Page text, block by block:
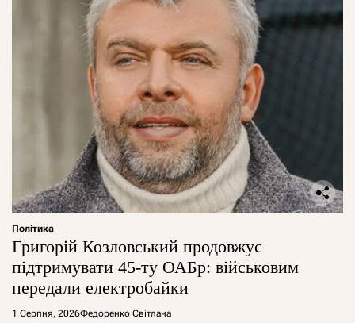
Політика
Григорій Козловський продовжує
підтримувати 45-ту ОАБр: військовим
передали електробайки
1 Серпня, 2026Федоренко Світлана